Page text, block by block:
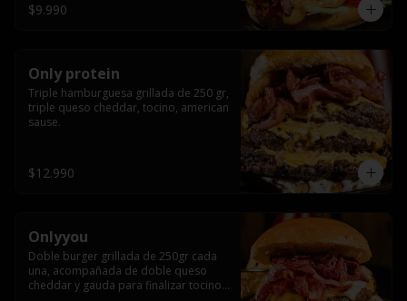
$9.990
Only protein
Triple hamburguesa grillada de 250 gr,
triple queso cheddar, tocino, american
sause.
$12.990
Onlyyou
Doble burger grillada de 250gr cada
una, acompañada de doble queso
cheddar y gauda para finalizar tocino